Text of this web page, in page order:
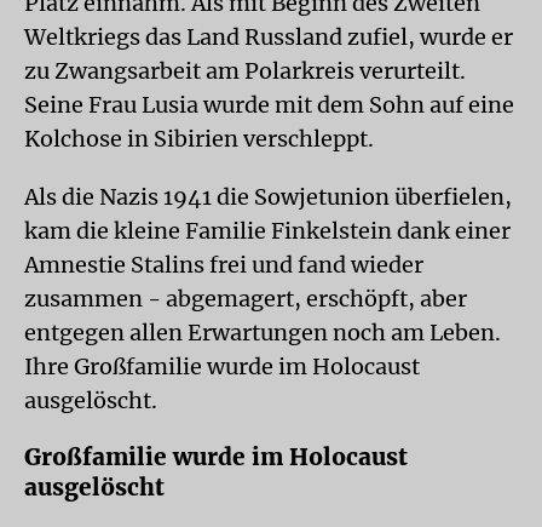
Weltkriegs das Land Russland zufiel, wurde er
zu Zwangsarbeit am Polarkreis verurteilt.
Seine Frau Lusia wurde mit dem Sohn auf eine
Kolchose in Sibirien verschleppt.
Als die Nazis 1941 die Sowjetunion überfielen,
kam die kleine Familie Finkelstein dank einer
Amnestie Stalins frei und fand wieder
zusammen - abgemagert, erschöpft, aber
entgegen allen Erwartungen noch am Leben.
Ihre Großfamilie wurde im Holocaust
ausgelöscht.
Großfamilie wurde im Holocaust
ausgelöscht